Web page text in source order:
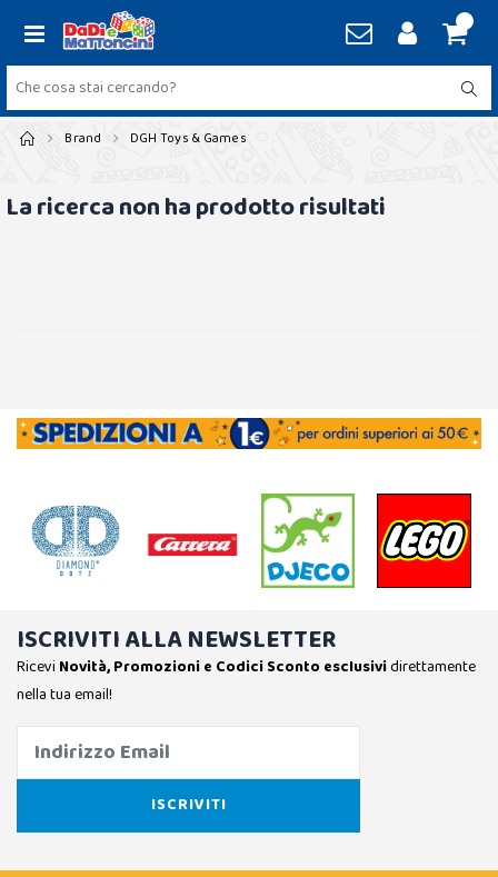
Brand DGH Toys & Games
La ricerca non ha prodotto risultati
ISCRIVITI ALLA NEWSLETTER
Ricevi Novità, Promozioni e Codici Sconto esclusividirettamente
nella tua email!